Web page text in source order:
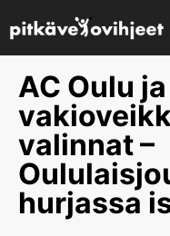
AC Oulu
valinnat –
hurjassa